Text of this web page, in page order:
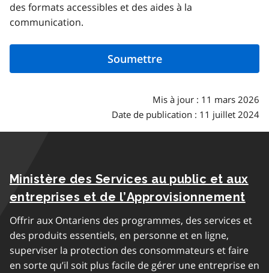
des formats accessibles et des aides à la
communication.
Mis à jour : 11 mars 2026
Date de publication : 11 juillet 2024
Ministère des Services au public et aux
entreprises et de l’Approvisionnement
Offrir aux Ontariens des programmes, des services et
des produits essentiels, en personne et en ligne,
superviser la protection des consommateurs et faire
en sorte qu’il soit plus facile de gérer une entreprise en